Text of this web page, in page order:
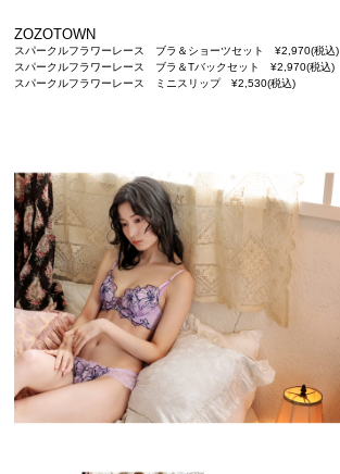
ZOZOTOWN
スパークルフラワーレース ブラ＆ショーツセット ¥2,970(税込)
スパークルフラワーレース ブラ＆Tバックセット ¥2,970(税込)
スパークルフラワーレース ミニスリップ ¥2,530(税込)